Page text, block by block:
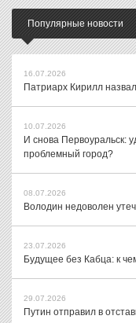
Популярные новости
16.07.2026
Патриарх Кирилл
10.07.2026
И снова Первоуральск:
проблемный город?
08.07.2026
Володин недоволен
23.07.2026
Будущее без Кабца: к
29.07.2026
Путин отправил в